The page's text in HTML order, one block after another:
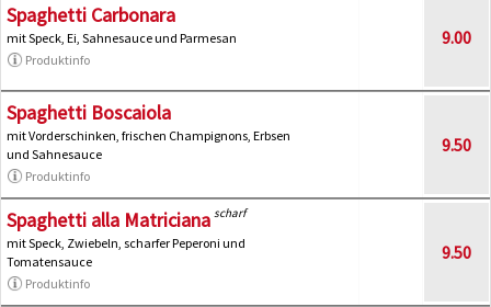
Spaghetti Carbonara
mit Speck, Ei, Sahnesauce und Parmesan
Produktinfo
9.00
Spaghetti Boscaiola
mit Vorderschinken, frischen Champignons, Erbsen
und Sahnesauce
Produktinfo
9.50
Spaghetti alla Matriciana scharf
mit Speck, Zwiebeln, scharfer Peperoni und
Tomatensauce
Produktinfo
9.50